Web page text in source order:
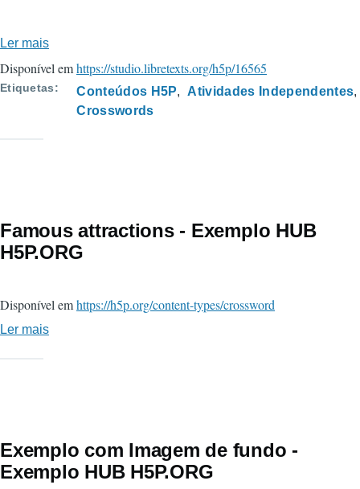
Ler mais
South
America
Andean
Disponível emhttps://studio.libretexts.org/h5p/16565
Etiquetas Conteúdos H5P
Atividades Independentes
Crosswords
Famous attractions - Exemplo HUB
H5P.ORG
Disponível emhttps://h5p.org/content-types/crossword
Ler mais
H5P.ORG
Exemplo com Imagem de fundo -
Exemplo HUB H5P.ORG